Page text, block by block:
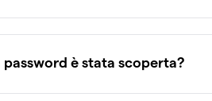
password è stata scoperta?